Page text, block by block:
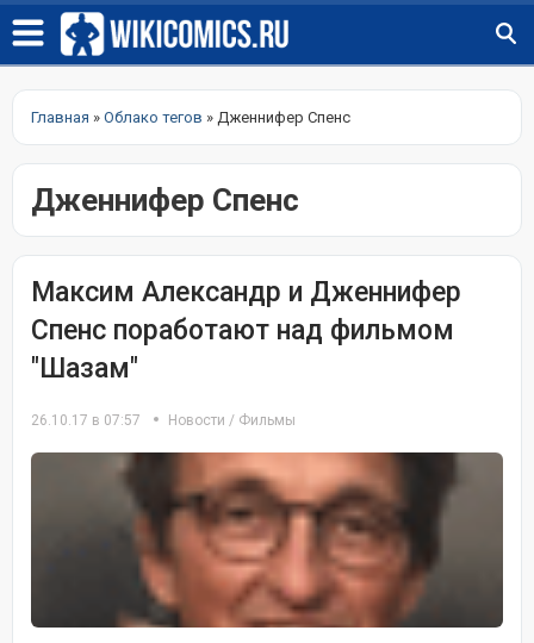
Главная » Облако тегов » Дженнифер Спенс
Дженнифер Спенс
Максим Александр и Дженнифер
Спенс поработают над фильмом
"Шазам"
26.10.17 в 07:57 Новости / Фильмы